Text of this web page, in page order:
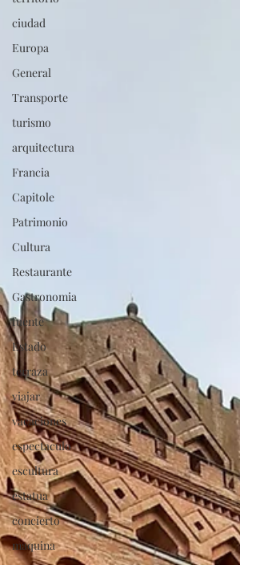
ciudad
Europa
General
Transporte
turismo
arquitectura
Francia
Capitole
Patrimonio
Cultura
Restaurante
Gastronomia
fuente
Estado
terraza
viajar
vacaciones
espectaculo
escultura
estatua
concierto
maquina